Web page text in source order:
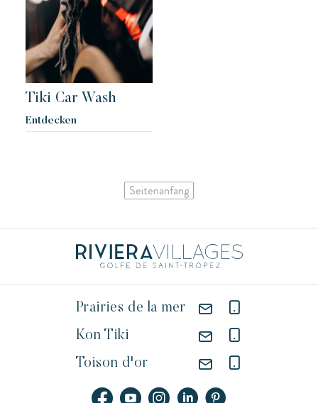
Tiki Car Wash
Entdecken
Seitenanfang
Prairies de la mer
Kon Tiki
Toison d'or